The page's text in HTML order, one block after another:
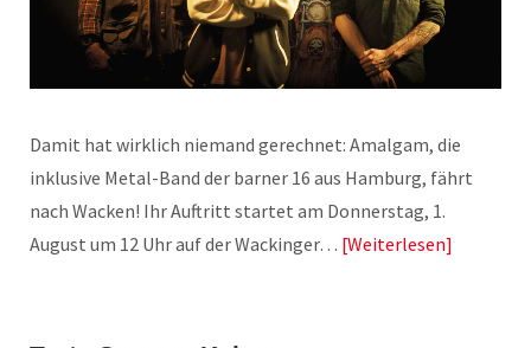
Damit hat wirklich niemand gerechnet: Amalgam, die
inklusive Metal-Band der barner 16 aus Hamburg, fährt
nach Wacken! Ihr Auftritt startet am Donnerstag, 1.
August um 12 Uhr auf der Wackinger… Weiterlesen